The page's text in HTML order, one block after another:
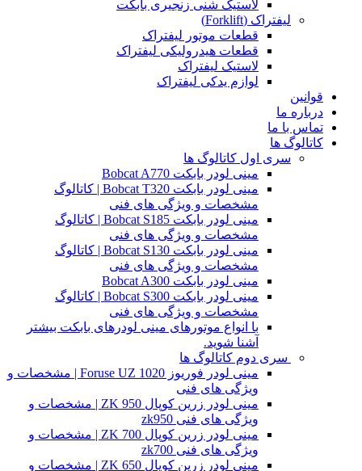
لاستیک شنی زنجیری بابکت
لیفتراک (Forklift)
قطعات موتور لیفتراک
قطعات هیدرولیکی لیفتراک
لاستیک لیفتراک
لوازم یدکی لیفتراک
قوانین
درباره ما
تماس با ما
کاتالوگ ها
سری اول کاتالوگ ها
مینی لودر بابکت Bobcat A770
مینی لودر بابکت Bobcat T320 | کاتالوگ
مشخصات و ویژگی های فنی
مینی لودر بابکت Bobcat S185 | کاتالوگ
مشخصات و ویژگی های فنی
مینی لودر بابکت Bobcat S130 | کاتالوگ
مشخصات و ویژگی های فنی
مینی لودر بابکت Bobcat A300
مینی لودر بابکت Bobcat S300 | کاتالوگ
مشخصات و ویژگی های فنی
با انواع موتورهای مینی لودرهای بابکت بیشتر
آشنا شوید.
سری دوم کاتالوگ ها
مینی لودر فوریوز Foruse UZ 1020 | مشخصات و
ویژگی های فنی
مینی لودر زرین کوپال ZK 950 | مشخصات و
ویژگی های فنی zk950
مینی لودر زرین کوپال ZK 700 | مشخصات و
ویژگی های فنی zk700
مینی لودر زرین کوپال ZK 650 | مشخصات و